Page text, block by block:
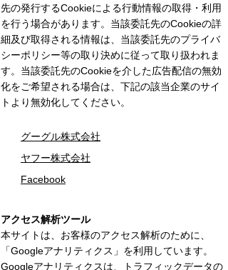
先の発行するCookieによる行動情報の取得・利用
を行う場合があります。当該委託先のCookieの詳
細及び取得される情報は、当該委託先のプライバ
シーポリシー等の取り決めに従って取り扱われま
す。当該委託先のCookieを介した広告配信の無効
化をご希望される場合は、下記の該当企業のサイ
トより無効化してください。
グーグル株式会社
ヤフー株式会社
Facebook
アクセス解析ツール
本サイトは、お客様のアクセス解析のために、
「Googleアナリティクス」を利用しています。
Googleアナリティクスは、トラフィックデータの